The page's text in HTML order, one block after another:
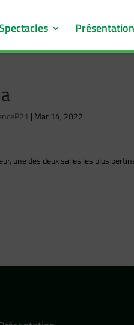
Présentation
| Mar 14, 2022
une des deux salles les plus